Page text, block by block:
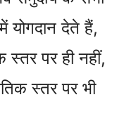
योगदान देते हैं,
पर ही नहीं,
स्तर पर भी